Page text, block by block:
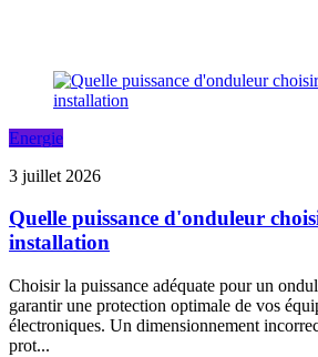
Energie
3 juillet 2026
Quelle puissance d'onduleur
installation
Choisir la puissance adéquate pour un
garantir une protection optimale de vos
électroniques. Un dimensionnement
prot...